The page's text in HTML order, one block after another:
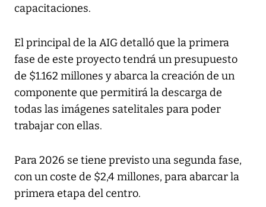
capacitaciones.
El principal de la AIG detalló que la primera
fase de este proyecto tendrá un presupuesto
de $1.162 millones y abarca la creación de un
componente que permitirá la descarga de
todas las imágenes satelitales para poder
trabajar con ellas.
Para 2026 se tiene previsto una segunda fase,
con un coste de $2,4 millones, para abarcar la
primera etapa del centro.